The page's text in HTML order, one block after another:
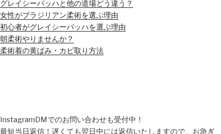
グレイシーバッハと他の道場どう違う？
女性がブラジリアン柔術を選ぶ理由
初心者がグレイシーバッハを選ぶ理由
朝柔術やりませんか？
柔術着の黄ばみ・カビ取り方法
InstagramDMでのお問い合わせも受付中！
最短当日返信！遅くても翌日中には返信いたしますので、お急ぎ